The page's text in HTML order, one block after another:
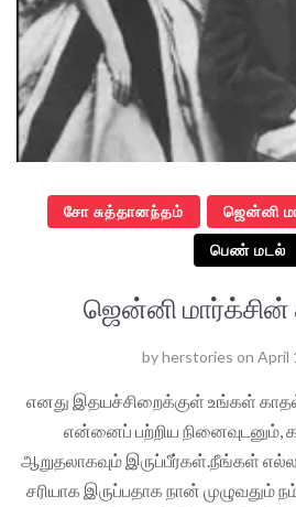
சோ சுத்தானந்தம் ஜென்னி
பெண் மடல்
ஜென்னி மார்க்சின்
byherstories on April
எனது இதயச்சிறைக்குள் உங்கள் காதல்
என்னைப் பற்றிய நினைவுடனும்,
ஆறுதலாகவும் இருப்பீர்கள்.நீங்கள்
சரியாக இருப்பதாக நான் முழுவதும்